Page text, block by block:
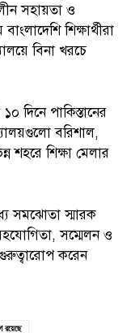
সহায়তা ও
শিক্ষার্থীরা
বিনা খরচে
দিনে পাকিস্তানের
বরিশাল,
শহরে শিক্ষা মেলার
সমঝোতা স্মারক
সম্মেলন ও
করেন
রয়েছে